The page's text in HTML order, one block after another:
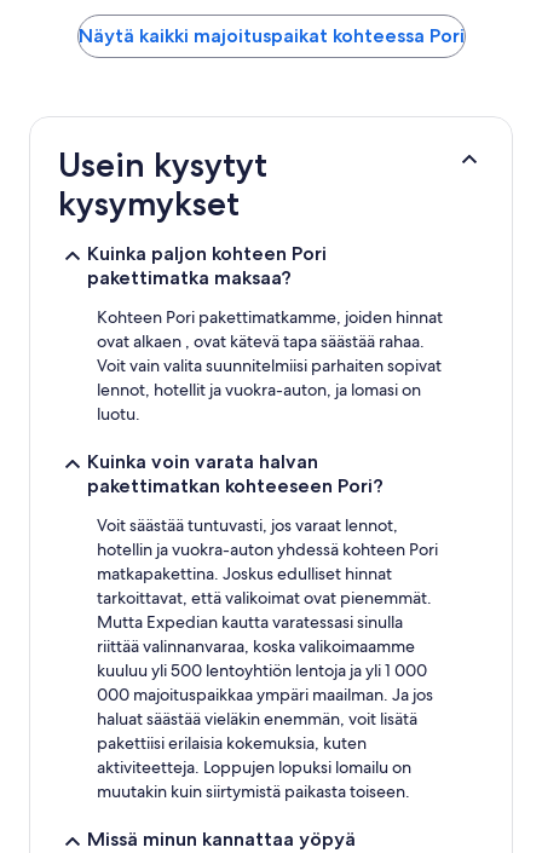
viimeisten
aikuiselle.
saatavuus
saatetaan
Näytä kaikki majoituspaikat kohteessa Pori
Usein kysytyt
kysymykset
Kuinka paljon kohteen Pori
pakettimatka maksaa?
Kohteen Pori pakettimatkamme, joiden hinnat
ovat alkaen , ovat kätevä tapa säästää rahaa.
Voit vain valita suunnitelmiisi parhaiten sopivat
lennot, hotellit ja vuokra-auton, ja lomasi on
luotu.
Kuinka voin varata halvan
pakettimatkan kohteeseen Pori?
Voit säästää tuntuvasti, jos varaat lennot,
hotellin ja vuokra-auton yhdessä kohteen Pori
matkapakettina. Joskus edulliset hinnat
tarkoittavat, että valikoimat ovat pienemmät.
Mutta Expedian kautta varatessasi sinulla
riittää valinnanvaraa, koska valikoimaamme
kuuluu yli 500 lentoyhtiön lentoja ja yli 1 000
000 majoituspaikkaa ympäri maailman. Ja jos
haluat säästää vieläkin enemmän, voit lisätä
pakettiisi erilaisia kokemuksia, kuten
aktiviteetteja. Loppujen lopuksi lomailu on
muutakin kuin siirtymistä paikasta toiseen.
Missä minun kannattaa yöpyä